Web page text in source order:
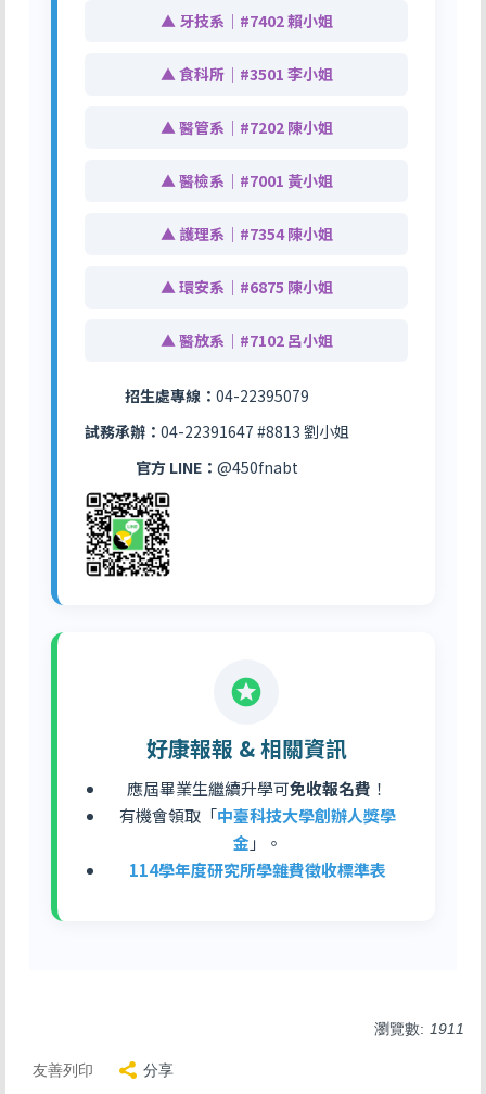
▲ 牙技系｜#7402 賴小姐
▲ 食科所｜#3501 李小姐
▲ 醫管系｜#7202 陳小姐
▲ 醫檢系｜#7001 黃小姐
▲ 護理系｜#7354 陳小姐
▲ 環安系｜#6875 陳小姐
▲ 醫放系｜#7102 呂小姐
招生處專線： 04-22395079
試務承辦： 04-22391647 #8813 劉小姐
官方 LINE： @450fnabt
stars
好康報報 & 相關資訊
應屆畢業生繼續升學可免收報名費 ！
有機會領取「中臺科技大學創辦人獎學
金 」。
114學年度研究所學雜費徵收標準表
瀏覽數: 1911
友善列印 分享